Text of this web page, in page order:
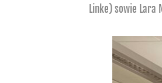
Linke) sowie Lara